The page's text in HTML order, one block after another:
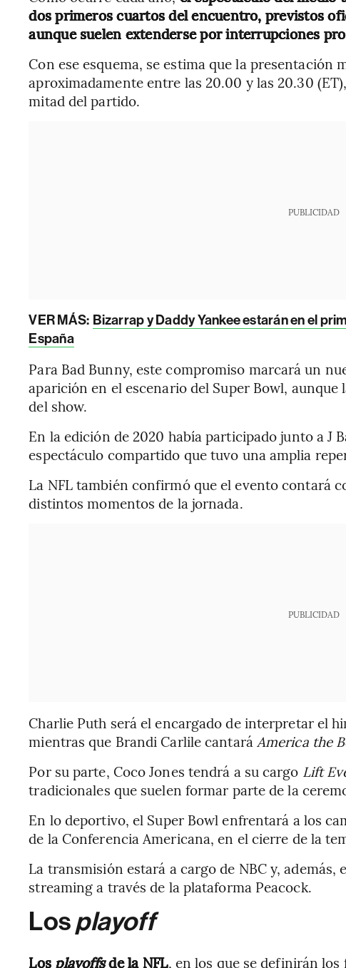
dos primeros cuartos del encuentro, previstos
aunque suelen extenderse por interrupciones
Con ese esquema, se estima que la presentación
aproximadamente entre las 20.00 y las 20.30
mitad del partido.
PUBLICIDAD
VER MÁS: Bizarrap y Daddy Yankee estarán en el
España
Para Bad Bunny, este compromiso marcará un
aparición en el escenario del Super Bowl,
del show.
En la edición de 2020 había participado junto a J
espectáculo compartido que tuvo una amplia
La NFL también confirmó que el evento contará
distintos momentos de la jornada.
PUBLICIDAD
Charlie Puth será el encargado de interpretar el
mientras que Brandi Carlile cantará America the
Por su parte, Coco Jones tendrá a su cargo Lift
tradicionales que suelen formar parte de la
En lo deportivo, el Super Bowl enfrentará a los
de la Conferencia Americana, en el cierre de la
La transmisión estará a cargo de NBC y,
streaming a través de la plataforma Peacock.
Losplayoff
Los playoffsde la NFL, en los que se definirán